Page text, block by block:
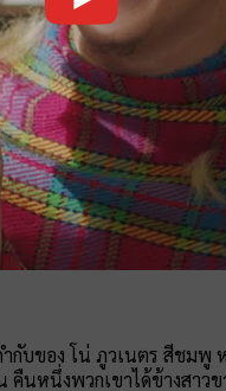
ำกับของ โน่ ภูวเนตร สีชมพู
คืนหนึ่งพวกเขาได้ข้างสาว